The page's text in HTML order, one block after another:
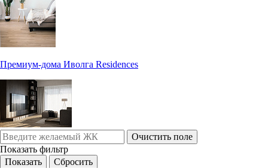
Премиум-дома Иволга Residences
Очистить поле
Показать фильтр